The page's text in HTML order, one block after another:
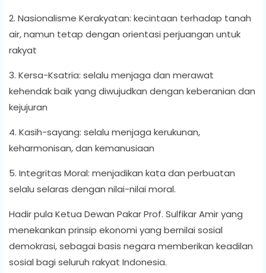
2. Nasionalisme Kerakyatan: kecintaan terhadap tanah
air, namun tetap dengan orientasi perjuangan untuk
rakyat
3. Kersa-Ksatria: selalu menjaga dan merawat
kehendak baik yang diwujudkan dengan keberanian dan
kejujuran
4. Kasih-sayang: selalu menjaga kerukunan,
keharmonisan, dan kemanusiaan
5. Integritas Moral: menjadikan kata dan perbuatan
selalu selaras dengan nilai-nilai moral.
Hadir pula Ketua Dewan Pakar Prof. Sulfikar Amir yang
menekankan prinsip ekonomi yang bernilai sosial
demokrasi, sebagai basis negara memberikan keadilan
sosial bagi seluruh rakyat Indonesia.